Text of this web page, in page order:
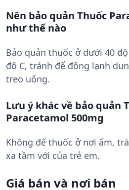
Nên bảo quản Thuốc
như thế nào
Bảo quản thuốc ở dưới 40
độ C, tránh để đông lạnh
treo uống.
Lưu ý khác về bảo quản
Paracetamol 500mg
Không để thuốc ở nơi ẩm,
xa tầm với của trẻ em.
Giá bán và nơi bán